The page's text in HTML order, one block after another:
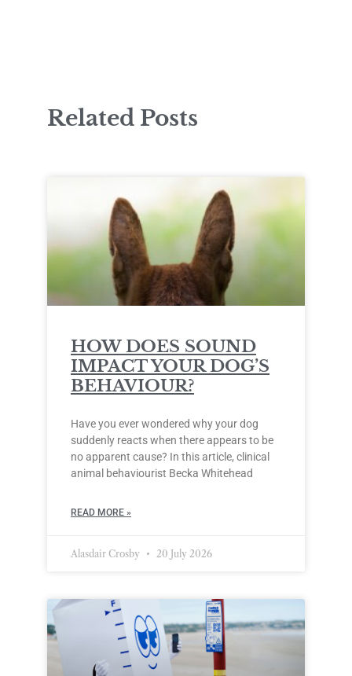
Related Posts
HOW DOES SOUND
IMPACT YOUR DOG’S
BEHAVIOUR?
Have you ever wondered why your dog
suddenly reacts when there appears to be
no apparent cause? In this article, clinical
animal behaviourist Becka Whitehead
READ MORE »
Alasdair Crosby 20 July 2026